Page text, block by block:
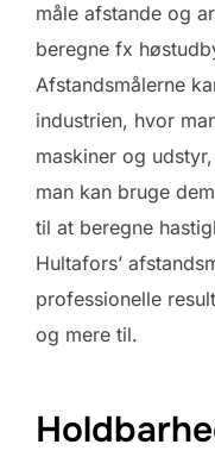
måle afstande og
beregne fx
Afstandsmålerne
industrien, hvor
maskiner og
man kan bruge
til at beregne
Hultafors’
professionelle
og mere til.